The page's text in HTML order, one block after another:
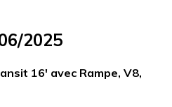
2025
16' avec Rampe, V8,